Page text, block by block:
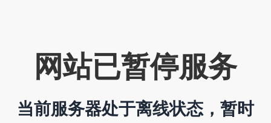
网站已暂停服务
当前服务器处于离线状态，暂时